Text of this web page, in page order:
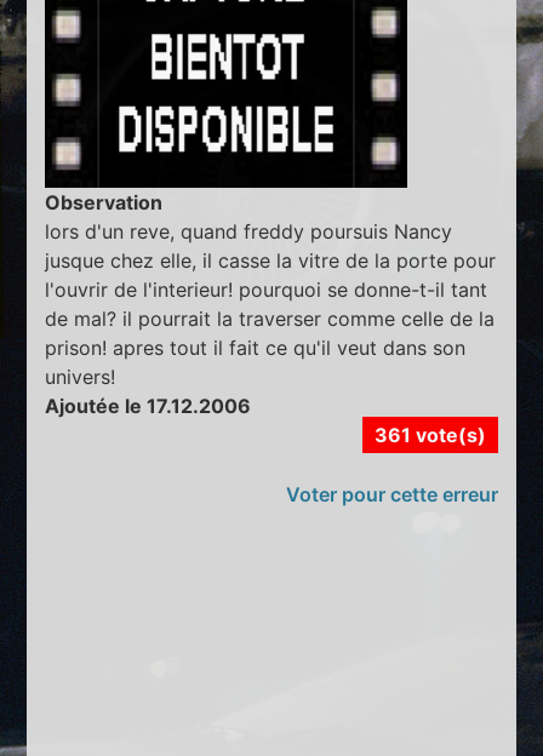
Observation
lors d'un reve, quand freddy poursuis Nancy
jusque chez elle, il casse la vitre de la porte pour
l'ouvrir de l'interieur! pourquoi se donne-t-il tant
de mal? il pourrait la traverser comme celle de la
prison! apres tout il fait ce qu'il veut dans son
univers!
Ajoutée le 17.12.2006
361 vote(s)
Voter pour cette erreur